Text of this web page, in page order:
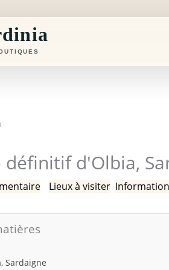
définitif d'Olbia,
Lieux à visiter,
Sardaigne